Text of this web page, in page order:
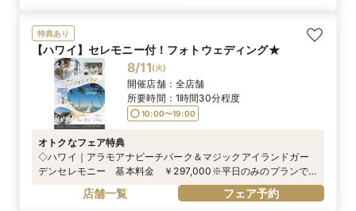
特典あり
【ハワイ】セレモニー付！フォトウェディング★
8/11(火)
開催店舗： 全店舗
所要時間： 1時間30分程度
10:00〜19:00
オトクなフェア特典
◇ハワイ｜アラモアナビーチパーク＆マジックアイランドガー
デンセレモニー 基本料金 ￥297,000※平日のみのプランで
店舗一覧 フェア予約